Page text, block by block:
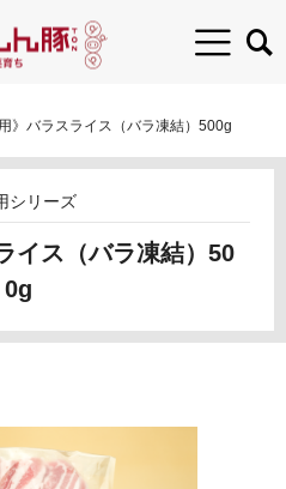
用》バラスライス（バラ凍結）500g
シリーズ
イス（バラ凍結）50
0g